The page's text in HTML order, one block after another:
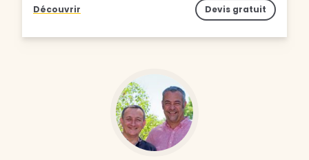
Découvrir Devis gratuit